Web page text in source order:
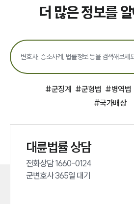
더 많은 정보를
#군징계 #군형법 #병역법
#국가배상
대륜법률 상담
전화상담 1660-0124
군변호사 365일 대기